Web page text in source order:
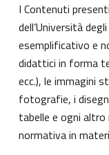
I Contenuti
dell’Università
esemplificativo e
didattici in forma
ecc.), le immagini
fotografie, i
tabelle e ogni
normativa in